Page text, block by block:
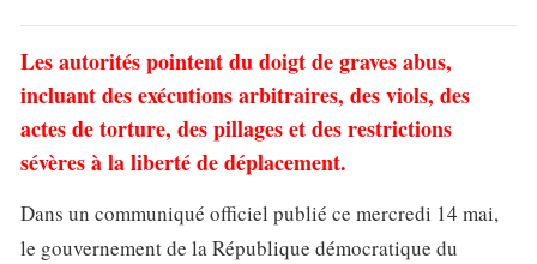
Les autorités pointent du doigt de graves abus,
incluant des exécutions arbitraires, des viols, des
actes de torture, des pillages et des restrictions
sévères à la liberté de déplacement.
Dans un communiqué officiel publié ce mercredi 14 mai,
le gouvernement de la République démocratique du